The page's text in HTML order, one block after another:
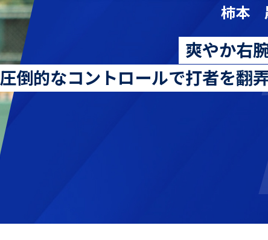
柿本
爽やか右
圧倒的なコントロールで打者を翻